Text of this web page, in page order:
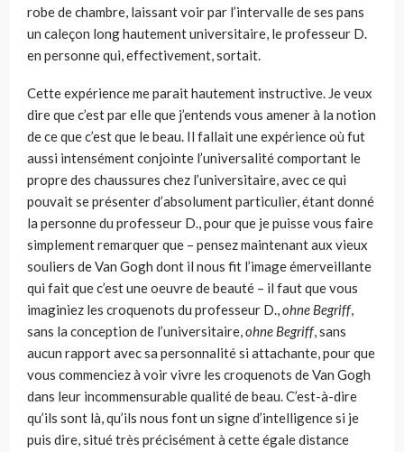
robe de chambre, laissant voir par l’intervalle de ses pans
un caleçon long haute­ment universitaire, le professeur D.
en personne qui, effectivement, sortait.
Cette expérience me parait hautement instructive. Je veux
dire que c’est par elle que j’entends vous amener à la notion
de ce que c’est que le beau. Il fallait une expérience où fut
aussi intensément conjointe l’uni­versalité comportant le
propre des chaussures chez l’universitaire, avec ce qui
pouvait se présenter d’absolument particulier, étant donné
la per­sonne du professeur D., pour que je puisse vous faire
simplement remar­quer que – pensez maintenant aux vieux
souliers de Van Gogh dont il nous fit l’image émerveillante
qui fait que c’est une oeuvre de beauté – il faut que vous
imaginiez les croquenots du professeur D.,ohne Begriff,
sans la conception de l’universitaire,ohne Begriff, sans
aucun rapport avec sa personnalité si attachante, pour que
vous commenciez à voir vivre les croquenots de Van Gogh
dans leur incommensurable qualité de beau. C’est-à-dire
qu’ils sont là, qu’ils nous font un signe d’intelligence si je
puis dire, situé très précisément à cette égale distance